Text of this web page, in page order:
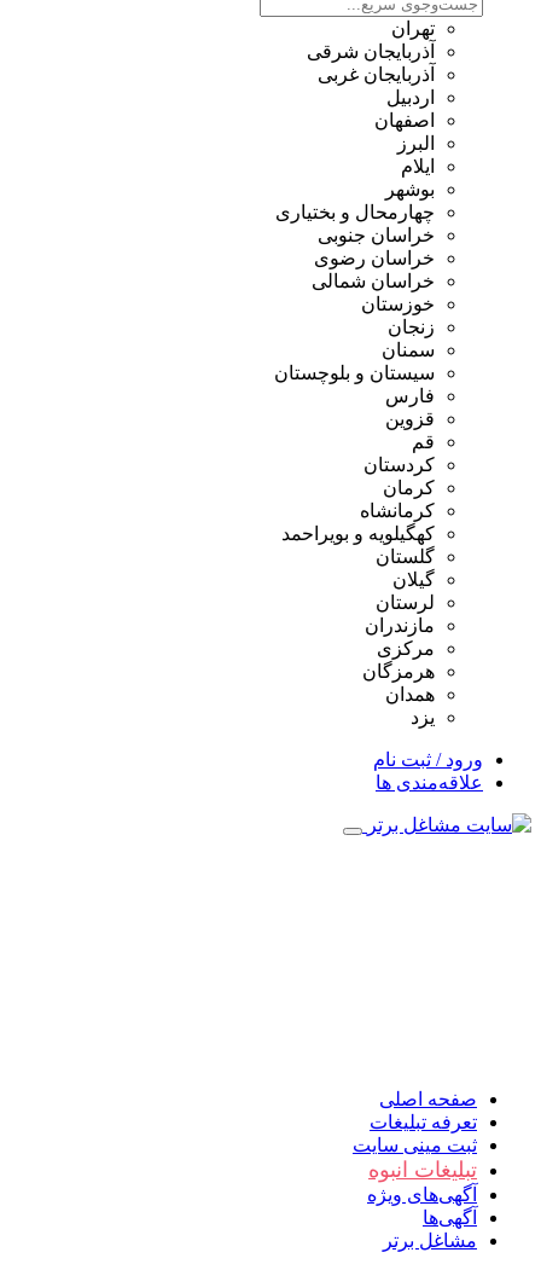
تهران
آذربایجان شرقی
آذربایجان غربی
اردبیل
اصفهان
البرز
ایلام
بوشهر
چهارمحال و بختیاری
خراسان جنوبی
خراسان رضوی
خراسان شمالی
خوزستان
زنجان
سمنان
سیستان و بلوچستان
فارس
قزوین
قم
کردستان
کرمان
کرمانشاه
کهگیلویه و بویراحمد
گلستان
گیلان
لرستان
مازندران
مرکزی
هرمزگان
همدان
یزد
ورود / ثبت نام
علاقه‌مندی ها
صفحه اصلی
تعرفه تبلیغات
ثبت مینی سایت
تبلیغات انبوه
آگهی‌های ویژه
آگهی‌ها
مشاغل برتر